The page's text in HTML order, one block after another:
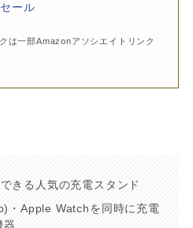
ール
は一部Amazonアソシエイトリンク
きる人気の充電スタンド
・Apple Watchを同時に充電
器